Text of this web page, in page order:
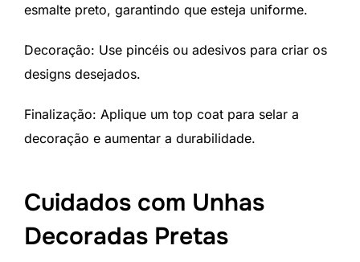
esmalte preto, garantindo que esteja uniforme.
Decoração: Use pincéis ou adesivos para criar os
designs desejados.
Finalização: Aplique um top coat para selar a
decoração e aumentar a durabilidade.
Cuidados com Unhas
Decoradas Pretas